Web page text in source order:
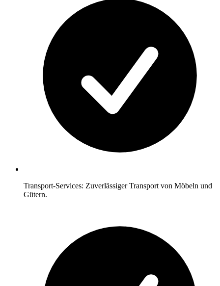
Transport-Services: Zuverlässiger Transport von Möbeln und
Gütern.